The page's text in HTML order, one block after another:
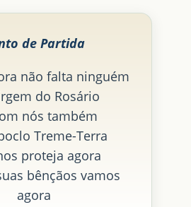
de Partida
não falta ninguém
do Rosário
nós também
Treme-Terra
proteja agora
bênçãos vamos
agora